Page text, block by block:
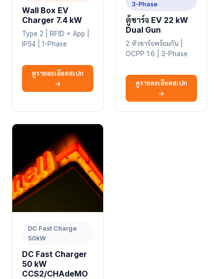
Wall Box EV
Charger 7.4 kW
Type 2 | RFID + App |
IP54 | 1-Phase
ดูรายละเอียดสเปก
→
3-Phase
ตู้ชาร์จ EV 22 kW
Dual Gun
2 หัวชาร์จพร้อมกัน |
OCPP 1.6 | 3-Phase
ดูรายละเอียดสเปก
→
DC Fast Charge
50kW
DC Fast Charger
50 kW
CCS2/CHAdeMO